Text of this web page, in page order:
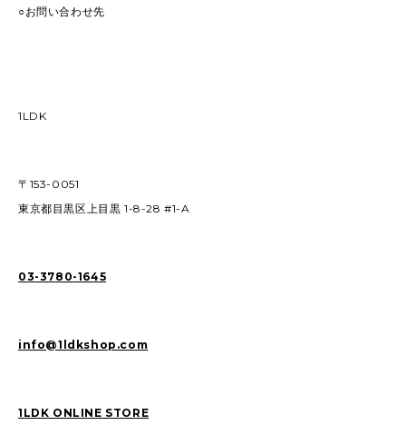
○お問い合わせ先
1LDK
〒153-0051
東京都目黒区上目黒 1-8-28 #1-A
03-3780-1645
info@1ldkshop.com
1LDK ONLINE STORE